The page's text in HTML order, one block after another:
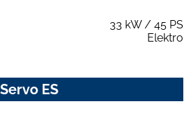
33 kW / 45 PS
Elektro
ES